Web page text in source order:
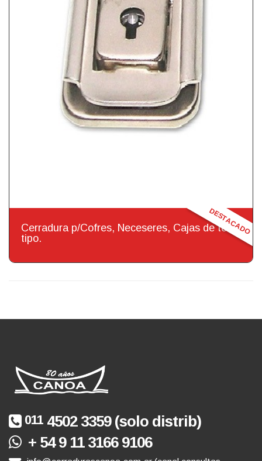
Cerradura p/Cofres, Neceseres, Cajas de todo
tipo.
DESTACADO
011 4502 3359 (solo distrib)
+ 54 9 11 3166 9106